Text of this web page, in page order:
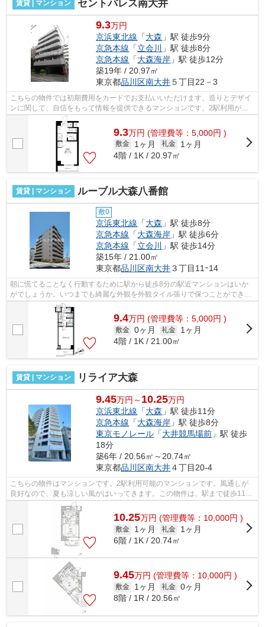
賃貸 | マンション セントパレス南大井
9.3万円
京浜東北線 「大森 」駅 徒歩9分
京急本線 「立会川
」駅 徒歩8分
京急本線 「大森海岸 」駅 徒歩12分
築19年 / 20.97㎡
東京都品川区南大井５丁目22－3
こちらの物件では初期費用をカードでお支払いいただけます。造りとデザイ
ンに関して、自信をもって情報を提供できるマンションです。2駅利用がで
きるので電車の利用に役立つ物件です。...
9.3万円 (管理費等：5,000円 )
敷金 1ヶ月 礼金
1ヶ月
4階 / 1K / 20.97㎡
賃貸 | マンション ルーブル大森八番館
敷0
京浜東北線 「大森 」駅 徒歩8分
京急本線 「大森海岸 」駅 徒歩6分
京急本線 「立会川
」駅 徒歩14分
築15年 / 21.00㎡
東京都品川区南大井３丁目11ｰ14
朝に慌てることなく行動するために駅から徒歩8分の駅近マンションはいか
がでしょうか。いつまでも綺麗な外観を外観タイル張りで保つことができま
す。通風良好なマンションはいつでも気...
9.4万円 (管理費等：5,000円 )
敷金 0ヶ月 礼金
1ヶ月
4階 / 1K / 21.00㎡
賃貸 | マンション リライア大森
9.45万円～ 10.25万円
京浜東北線 「大森 」駅 徒歩11分
京急本線 「大森海岸 」駅 徒歩8分
東京モノレール 「大井競馬場前 」駅 徒歩
18分
築6年 / 20.56㎡～20.74㎡
東京都品川区南大井４丁目20-4
こちらの物件はマンションです。2駅利用可能のマンションです。風通しが
良好なので、夏も涼しい風がはいってきます。この物件は、駅まで徒歩11分
に立地しています。外観タイル張りの物...
10.25万円 (管理費等：10,000円 )
敷金 1ヶ月 礼金
1ヶ月
6階 / 1K / 20.74㎡
9.45万円 (管理費等：10,000円 )
敷金 1ヶ月 礼金 0ヶ月
8階 / 1R / 20.56㎡